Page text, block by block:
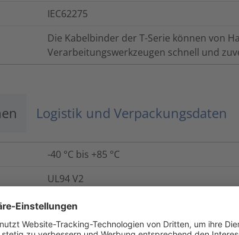
IEC62275
Die Kabelbinder der T-Serie können von
Verarbeitungswerkzeugen schnell und
Logistik und Verpackungsdaten
-40 °C bis +85 °C
UL94 V2
Ja
Nein